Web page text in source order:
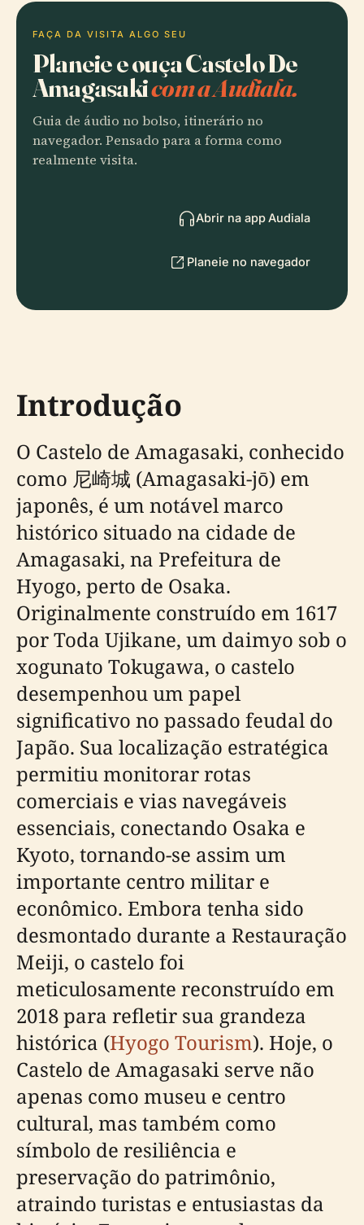
FAÇA DA VISITA ALGO SEU
Planeie e ouça Castelo De
Amagasakicom a Audiala.
Guia de áudio no bolso, itinerário no
navegador. Pensado para a forma como
realmente visita.
Abrir na app Audiala
Planeie no navegador
Introdução
O Castelo de Amagasaki, conhecido
como 尼崎城 (Amagasaki-jō) em
japonês, é um notável marco
histórico situado na cidade de
Amagasaki, na Prefeitura de
Hyogo, perto de Osaka.
Originalmente construído em 1617
por Toda Ujikane, um daimyo sob o
xogunato Tokugawa, o castelo
desempenhou um papel
significativo no passado feudal do
Japão. Sua localização estratégica
permitiu monitorar rotas
comerciais e vias navegáveis
essenciais, conectando Osaka e
Kyoto, tornando-se assim um
importante centro militar e
econômico. Embora tenha sido
desmontado durante a Restauração
Meiji, o castelo foi
meticulosamente reconstruído em
2018 para refletir sua grandeza
histórica (Hyogo Tourism). Hoje, o
Castelo de Amagasaki serve não
apenas como museu e centro
cultural, mas também como
símbolo de resiliência e
preservação do patrimônio,
atraindo turistas e entusiastas da